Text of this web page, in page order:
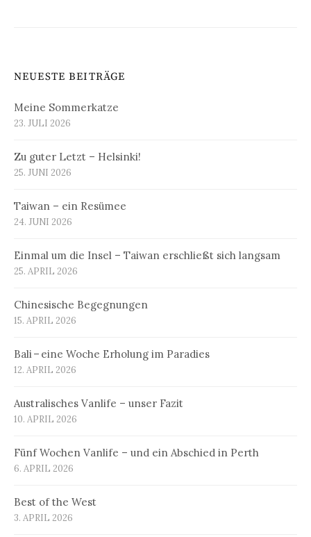
NEUESTE BEITRÄGE
Meine Sommerkatze
23. JULI 2026
Zu guter Letzt – Helsinki!
25. JUNI 2026
Taiwan – ein Resümee
24. JUNI 2026
Einmal um die Insel – Taiwan erschließt sich langsam
25. APRIL 2026
Chinesische Begegnungen
15. APRIL 2026
Bali – eine Woche Erholung im Paradies
12. APRIL 2026
Australisches Vanlife – unser Fazit
10. APRIL 2026
Fünf Wochen Vanlife – und ein Abschied in Perth
6. APRIL 2026
Best of the West
3. APRIL 2026